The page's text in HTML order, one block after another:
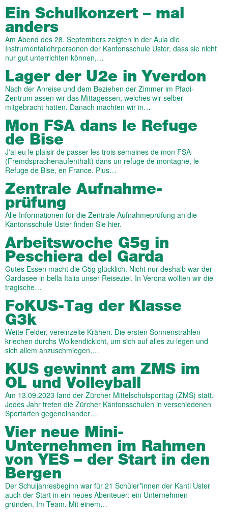
Ein Schulkonzert – mal
anders
Am Abend des 28. Septembers zeigten in der Aula die
Instrumentallehrpersonen der Kantonsschule Uster, dass sie nicht
nur gut unterrichten können,…
Lager der U2e in Yverdon
Nach der Anreise und dem Beziehen der Zimmer im Pfadi-
Zentrum assen wir das Mittagessen, welches wir selber
mitgebracht hatten. Danach machten wir in…
Mon FSA dans le Refuge
de Bise
J'ai eu le plaisir de passer les trois semaines de mon FSA
(Fremdsprachenaufenthalt) dans un refuge de montagne, le
Refuge de Bise, en France. Plus…
Zentrale Aufnahme­­
prüfung
Alle Informationen für die Zentrale Aufnahmeprüfung an die
Kantonsschule Uster finden Sie hier.
Arbeitswoche G5g in
Peschiera del Garda
Gutes Essen macht die G5g glücklich. Nicht nur deshalb war der
Gardasee in bella Italia unser Reiseziel. In Verona wollten wir die
tragische…
FoKUS-Tag der Klasse
G3k
Weite Felder, vereinzelte Krähen. Die ersten Sonnenstrahlen
kriechen durchs Wolkendickicht, um sich auf alles zu legen und
sich allem anzuschmiegen,…
KUS gewinnt am ZMS im
OL und Volleyball
Am 13.09.2023 fand der Zürcher Mittelschulsporttag (ZMS) statt.
Jedes Jahr treten die Zürcher Kantonsschulen in verschiedenen
Sportarten gegeneinander…
Vier neue Mini-
Unternehmen im Rahmen
von YES – der Start in den
Bergen
Der Schuljahresbeginn war für 21 Schüler*innen der Kanti Uster
auch der Start in ein neues Abenteuer: ein Unternehmen
gründen. Im Team. Mit einem…